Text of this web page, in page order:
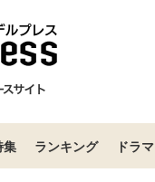
集 ランキング ドラマ